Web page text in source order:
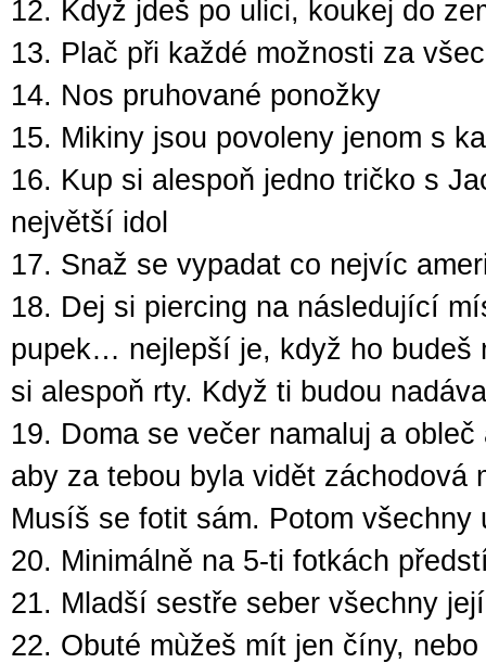
12. Když jdeš po ulici, koukej do
13. Plač při každé možnosti za
14. Nos pruhované ponožky
15. Mikiny jsou povoleny jenom s
16. Kup si alespoň jedno tričko s
největší idol
17. Snaž se vypadat co nejvíc
18. Dej si piercing na následující
pupek… nejlepší je, když ho budeš
si alespoň rty. Když ti budou
19. Doma se večer namaluj a
aby za tebou byla vidět záchodová
Musíš se fotit sám. Potom
20. Minimálně na 5-ti fotkách
21. Mladší sestře seber všechny
22. Obuté mùžeš mít jen číny,